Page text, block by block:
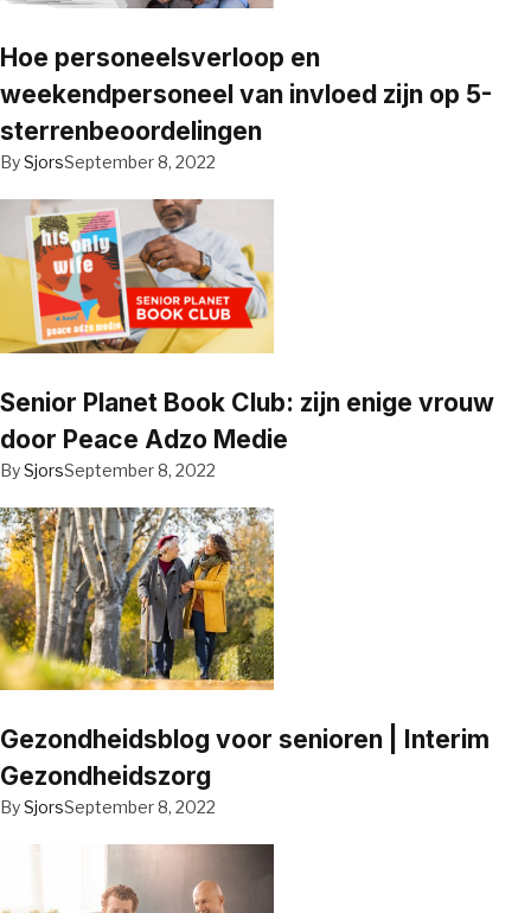
Hoe personeelsverloop en
weekendpersoneel van invloed zijn op 5-
sterrenbeoordelingen
BySjorsSeptember 8, 2022
Senior Planet Book Club: zijn enige vrouw
door Peace Adzo Medie
BySjorsSeptember 8, 2022
Gezondheidsblog voor senioren | Interim
Gezondheidszorg
BySjorsSeptember 8, 2022